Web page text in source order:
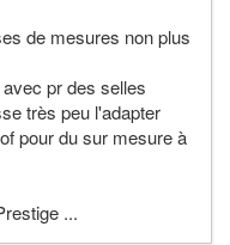
de mesures non plus
pr des selles
très peu l'adapter
pour du sur mesure à
...